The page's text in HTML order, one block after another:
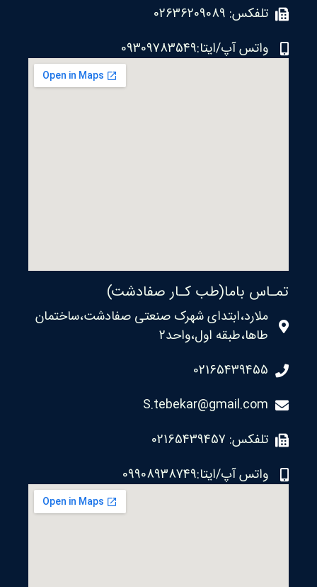
تلفکس: 02636209089
واتس آپ/ایتا:09309783549
تمـاس باما(طب کـار صفادشت)
ملارد،ابتدای شهرک صنعتی صفادشت،ساختمان
طاها،طبقه اول،واحد2
02165439455
S.tebekar@gmail.com
تلفکس: 02165439457
واتس آپ/ایتا:09908938749